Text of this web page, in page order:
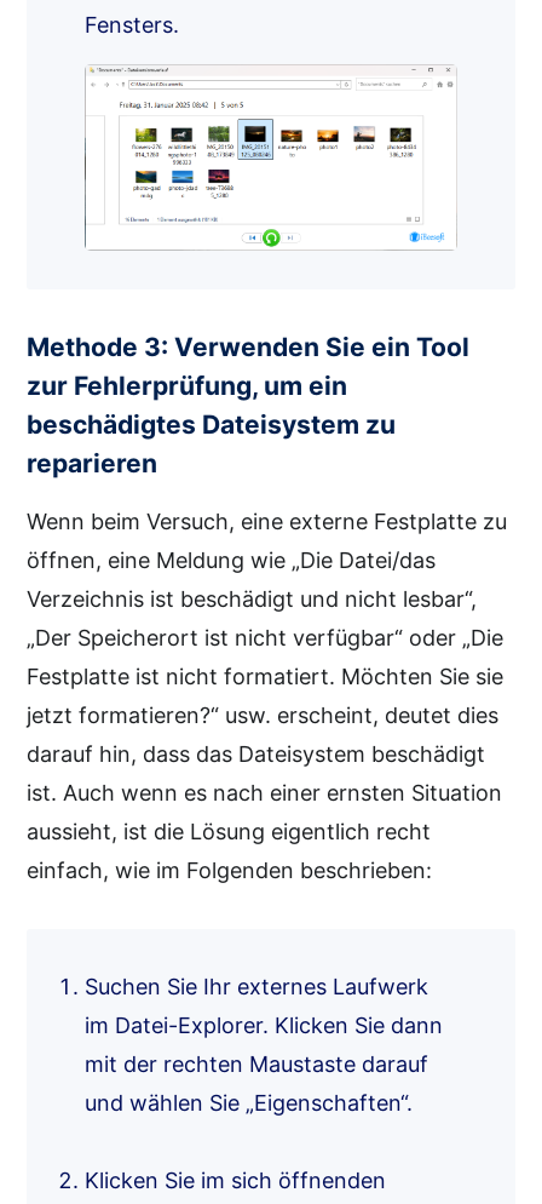
Fensters.
Methode 3: Verwenden Sie ein Tool
zur Fehlerprüfung, um ein
beschädigtes Dateisystem zu
reparieren
Wenn beim Versuch, eine externe Festplatte zu
öffnen, eine Meldung wie „Die Datei/das
Verzeichnis ist beschädigt und nicht lesbar“,
„Der Speicherort ist nicht verfügbar“ oder „Die
Festplatte ist nicht formatiert. Möchten Sie sie
jetzt formatieren?“ usw. erscheint, deutet dies
darauf hin, dass das Dateisystem beschädigt
ist. Auch wenn es nach einer ernsten Situation
aussieht, ist die Lösung eigentlich recht
einfach, wie im Folgenden beschrieben:
Suchen Sie Ihr externes Laufwerk
im Datei-Explorer. Klicken Sie dann
mit der rechten Maustaste darauf
und wählen Sie „Eigenschaften“.
Klicken Sie im sich öffnenden